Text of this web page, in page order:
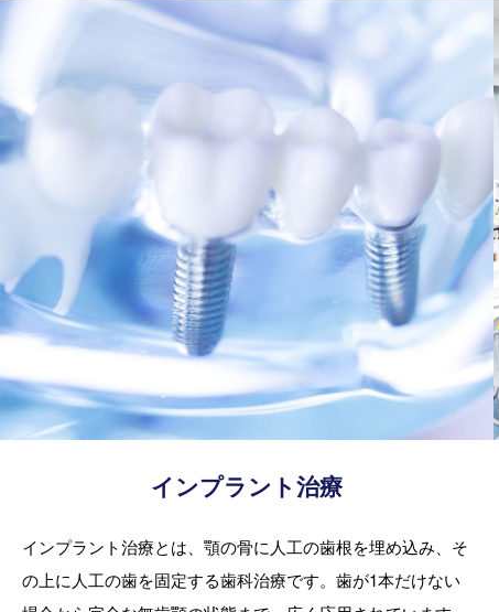
インプラント治療
インプラント治療とは、顎の骨に人工の歯根を埋め込み、そ
の上に人工の歯を固定する歯科治療です。歯が1本だけない